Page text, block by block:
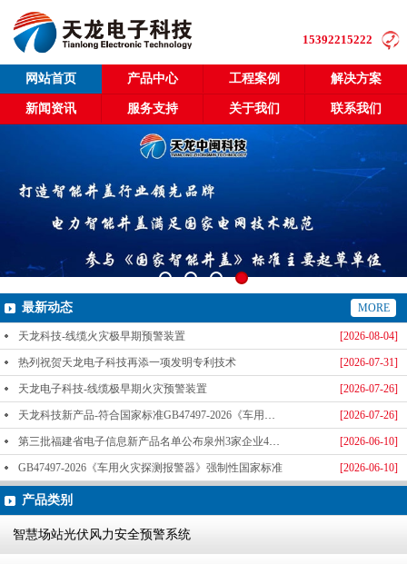
15392215222
网站首页 产品中心 工程案例 解决方案
新闻资讯 服务支持 关于我们 联系我们
最新动态 MORE
[2026-08-04]
天龙科技-线缆火灾极早期预警装置
[2026-07-31]
热列祝贺天龙电子科技再添一项发明专利技术
[2026-07-26]
天龙电子科技-线缆极早期火灾预警装置
[2026-07-26]
天龙科技新产品-符合国家标准GB47497-2026《车用火灾探测报警器》标准发布
[2026-06-10]
第三批福建省电子信息新产品名单公布泉州3家企业4款产品成功入选-泉州天龙科技
[2026-06-10]
GB47497-2026《车用火灾探测报警器》强制性国家标准
产品类别
智慧场站光伏风力安全预警系统